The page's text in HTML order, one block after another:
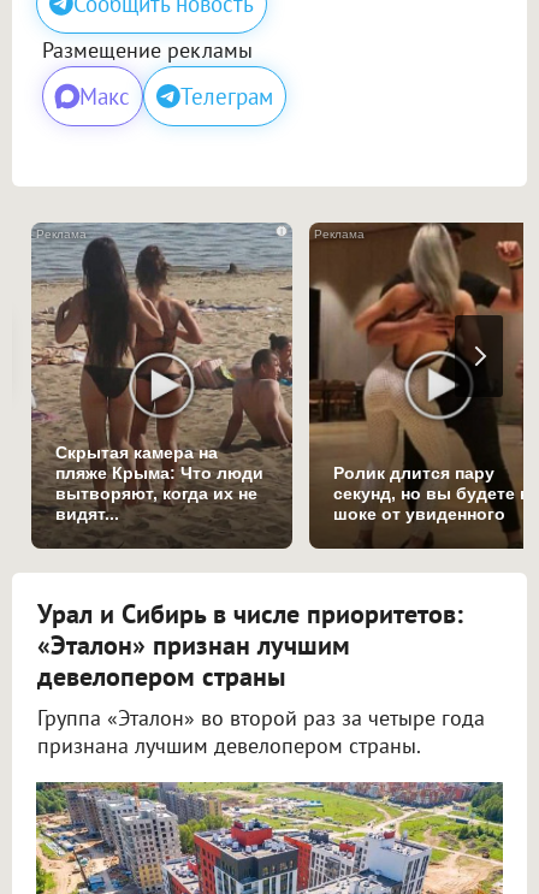
Размещение рекламы
Макс Телеграм
i
Скрытая камера на
пляже Крыма: Что люди
вытворяют, когда их не
видят...
Ролик длится пару
секунд, но вы будете в
шоке от увиденного
Урал и Сибирь в числе приоритетов:
«Эталон» признан лучшим
девелопером страны
Группа «Эталон» во второй раз за четыре года
признана лучшим девелопером страны.